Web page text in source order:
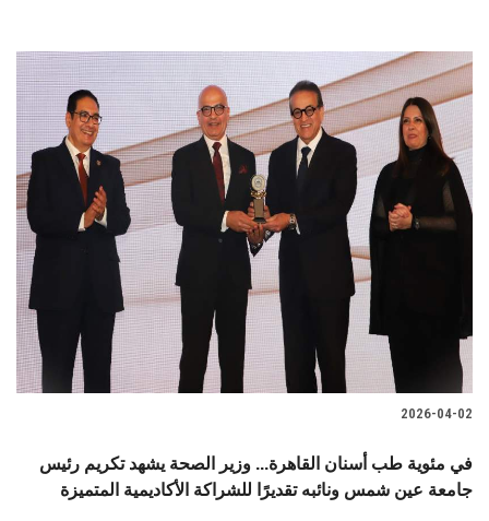
2026-04-02
في مئوية طب أسنان القاهرة... وزير الصحة يشهد تكريم رئيس
جامعة عين شمس ونائبه تقديرًا للشراكة الأكاديمية المتميزة